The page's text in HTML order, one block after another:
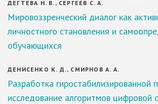
ДЕГТЕВА Н. В., СЕРГЕЕВ С. А.
Мировоззренческий диалог как
личностного становления и
обучающихся
ДЕНИСЕНКО К. Д., СМИРНОВ А. А.
Разработка гиростабилизированной
исследование алгоритмов цифровой